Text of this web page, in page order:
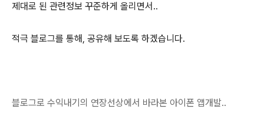
제대로 된 관련정보 꾸준하게 올리면서..
적극 블로그를 통해, 공유해 보도록 하겠습니다.
블로그로 수익내기의 연장선상에서 바라본 아이폰 앱개발..